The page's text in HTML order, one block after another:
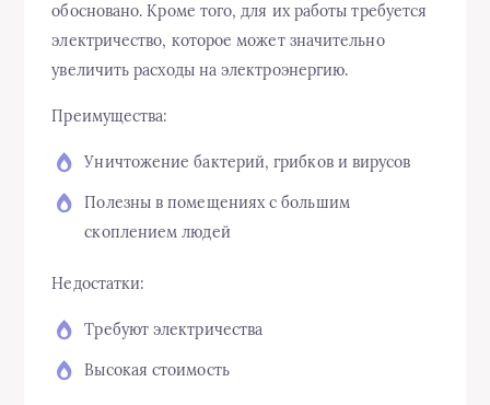
обосновано. Кроме того, для их работы требуется
электричество, которое может значительно
увеличить расходы на электроэнергию.
Преимущества:
Уничтожение бактерий, грибков и вирусов
Полезны в помещениях с большим
скоплением людей
Недостатки:
Требуют электричества
Высокая стоимость